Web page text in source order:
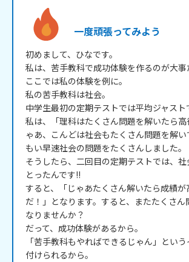
一度頑張ってみよう
初めまして、ひなです。
私は、苦手教科で成功体験を作るのが大事
ここでは私の体験を例に。
私の苦手教科は社会。
中学生最初の定期テストでは平均ジャスト
私は、「理科はたくさん問題を解いたら
ゃあ、こんどは社会もたくさん問題を解
もい早速社会の問題をたくさんしました。
そうしたら、二回目の定期テストでは、
とったんです!!
すると、「じゃあたくさん解いたら成績が
だ！」となります。すると、またたくさん
なりませんか？
だって、成功体験があるから。
「苦手教科もやればできるじゃん」とい
付けられるから。